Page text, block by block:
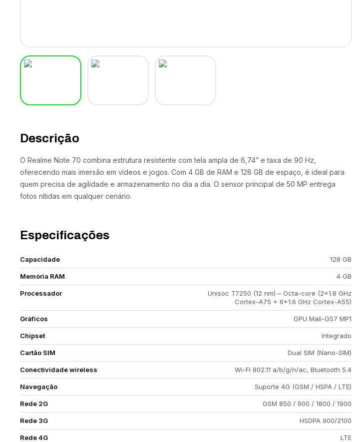
Descrição
O Realme Note 70 combina estrutura resistente com tela ampla de 6,74” e taxa de 90 Hz,
oferecendo mais imersão em vídeos e jogos. Com 4 GB de RAM e 128 GB de espaço, é ideal para
quem precisa de agilidade e armazenamento no dia a dia. O sensor principal de 50 MP entrega
fotos nítidas em qualquer cenário.
Especificações
Capacidade 128 GB
Memória RAM 4 GB
Processador
Unisoc T7250 (12 nm) – Octa-core (2×1.8 GHz
Cortex-A75 + 6×1.6 GHz Cortex-A55)
Gráficos GPU Mali-G57 MP1
Chipset Integrado
Cartão SIM Dual SIM (Nano-SIM)
Conectividade wireless Wi-Fi 802.11 a/b/g/n/ac, Bluetooth 5.4
Navegação Suporte 4G (GSM / HSPA / LTE)
Rede 2G GSM 850 / 900 / 1800 / 1900
Rede 3G HSDPA 900/2100
Rede 4G LTE